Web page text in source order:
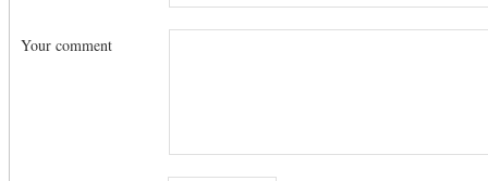
Your comment